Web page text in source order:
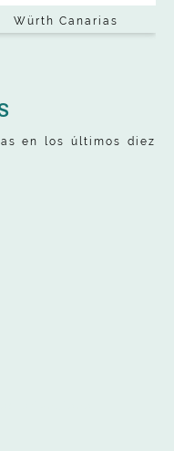
Würth Canarias
en los últimos diez